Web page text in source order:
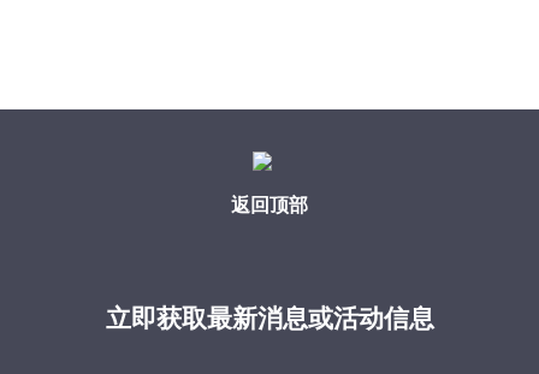
返回顶部
立即获取最新消息或活动信息